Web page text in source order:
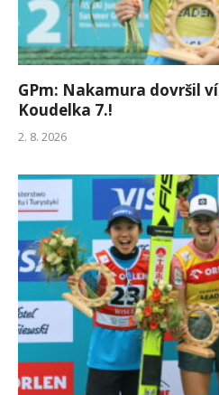
GPm: Nakamura dovršil
Koudelka 7.!
2. 8. 2026